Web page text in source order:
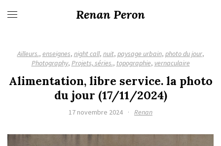
Renan Peron
Ailleurs., enseignes, night call, nuit, paysage urbain, photo du jour,
Photography, Projets, séries., topographie, vernaculaire
Alimentation, libre service. la photo
du jour (17/11/2024)
17 novembre 2024 · Renan